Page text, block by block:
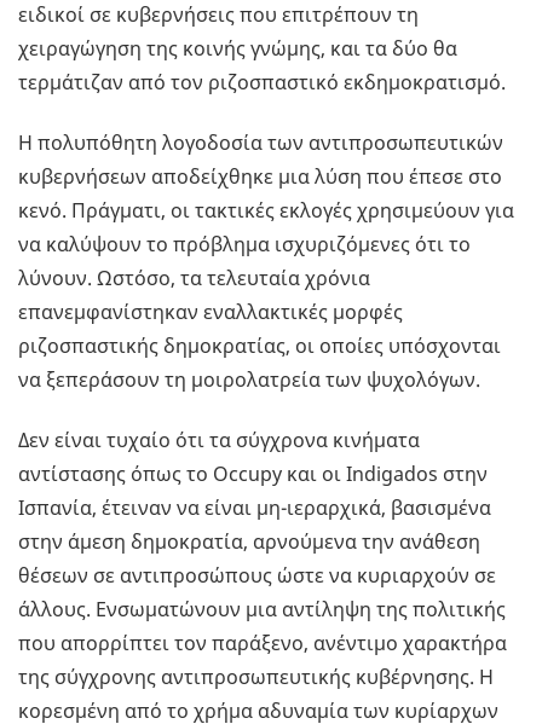
ειδικοί σε κυβερνήσεις που επιτρέπουν τη
χειραγώγηση της κοινής γνώμης, και τα δύο θα
τερμάτιζαν από τον ριζοσπαστικό εκδημοκρατισμό.
Η πολυπόθητη λογοδοσία των αντιπροσωπευτικών
κυβερνήσεων αποδείχθηκε μια λύση που έπεσε στο
κενό. Πράγματι, οι τακτικές εκλογές χρησιμεύουν για
να καλύψουν το πρόβλημα ισχυριζόμενες ότι το
λύνουν. Ωστόσο, τα τελευταία χρόνια
επανεμφανίστηκαν εναλλακτικές μορφές
ριζοσπαστικής δημοκρατίας, οι οποίες υπόσχονται
να ξεπεράσουν τη μοιρολατρεία των ψυχολόγων.
Δεν είναι τυχαίο ότι τα σύγχρονα κινήματα
αντίστασης όπως το Occupy και οι Indigados στην
Ισπανία, έτειναν να είναι μη-ιεραρχικά, βασισμένα
στην άμεση δημοκρατία, αρνούμενα την ανάθεση
θέσεων σε αντιπροσώπους ώστε να κυριαρχούν σε
άλλους. Ενσωματώνουν μια αντίληψη της πολιτικής
που απορρίπτει τον παράξενο, ανέντιμο χαρακτήρα
της σύγχρονης αντιπροσωπευτικής κυβέρνησης. Η
κορεσμένη από το χρήμα αδυναμία των κυρίαρχων